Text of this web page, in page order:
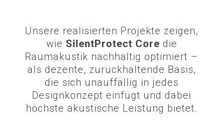
Unsere realisierten Projekte zeigen,
wie SilentProtect Core die
Raumakustik nachhaltig optimiert –
als dezente, zurückhaltende Basis,
die sich unauffällig in jedes
Designkonzept einfügt und dabei
höchste akustische Leistung bietet.